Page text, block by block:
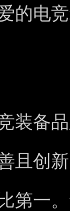
的电
装备
且创
第一